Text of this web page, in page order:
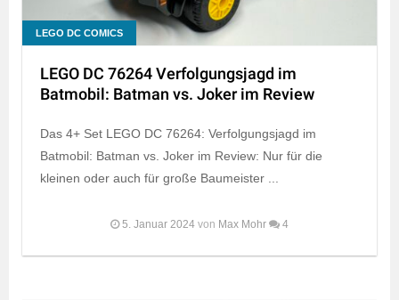
LEGO DC COMICS
LEGO DC 76264 Verfolgungsjagd im
Batmobil: Batman vs. Joker im Review
Das 4+ Set LEGO DC 76264: Verfolgungsjagd im
Batmobil: Batman vs. Joker im Review: Nur für die
kleinen oder auch für große Baumeister ...
5. Januar 2024 von Max Mohr 4